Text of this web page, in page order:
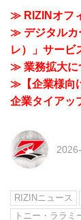
≫ RIZINオフ
≫ デジタルカ
レ）」サービ
≫ 業務拡大に
≫【企業様向
企業タイアッ
RIZINニュース
トニー・ララミ